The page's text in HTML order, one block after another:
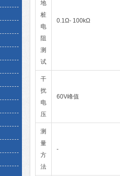
地
桩
电
阻
测
试
0.1Ω- 100kΩ
干
扰
电
压
60V峰值
测
量
方
法
-